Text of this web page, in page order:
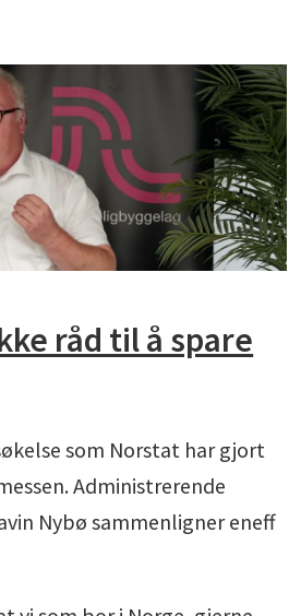
råd til å spare
som Norstat har gjort
Administrerende
Nybø sammenligner eneff